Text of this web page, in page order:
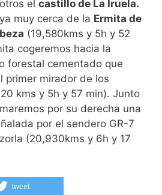
el castillo de La Iruela.
muy cerca de la Ermita de
(19,580kms y 5h y 52
cogeremos hacia la
forestal cementado que
primer mirador de los
kms y 5h y 57 min). Junto
por su derecha una
por el sendero GR-7
(20,930kms y 6h y 17
tweet